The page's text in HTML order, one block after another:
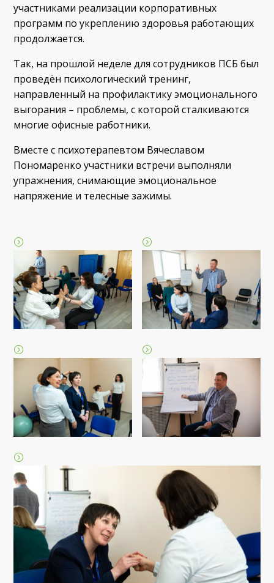
участниками реализации корпоративных
программ по укреплению здоровья работающих
продолжается.
Так, на прошлой неделе для сотрудников ПСБ был
проведён психологический тренинг,
направленный на профилактику эмоционального
выгорания – проблемы, с которой сталкиваются
многие офисные работники.
Вместе с психотерапевтом Вячеславом
Пономаренко участники встречи выполняли
упражнения, снимающие эмоциональное
напряжение и телесные зажимы.